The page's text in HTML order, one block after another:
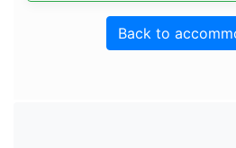
Back to